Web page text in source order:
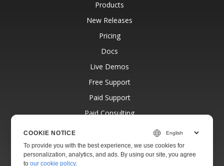
Products
New Releases
Pricing
Docs
Live Demos
Free Support
Paid Support
Paid Consulting
Websites
About
COOKIE NOTICE
To provide you with the best experience, we use cookies for
personalization, analytics, and ads. By using our site, you agree
toour cookie policy.